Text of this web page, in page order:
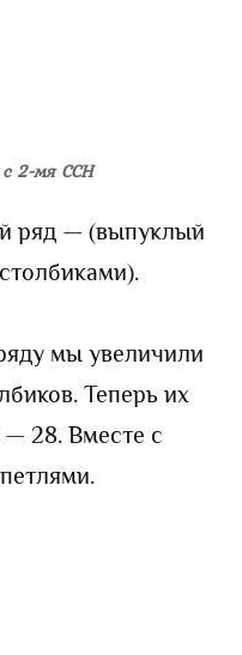
2-мя ССН
ряд — (выпуклый
мы увеличили
Теперь их
28. Вместе с